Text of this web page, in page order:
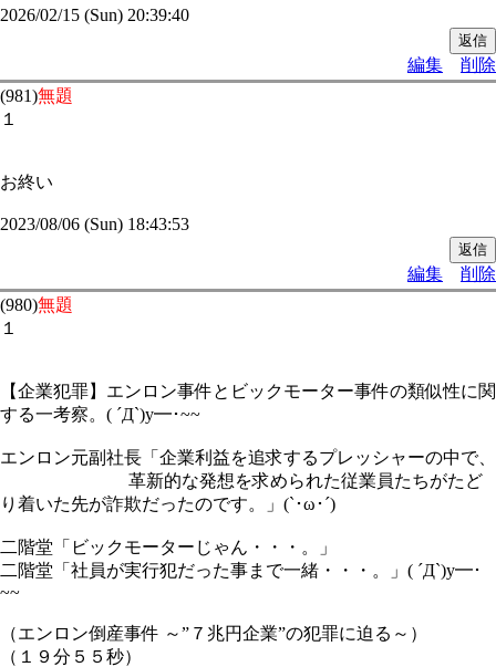
2026/02/15 (Sun) 20:39:40
編集
削除
(981)無題
１
お終い
2023/08/06 (Sun) 18:43:53
編集
削除
(980)無題
１
【企業犯罪】エンロン事件とビックモーター事件の類似性に関
する一考察。( ´Д`)y━･~~
エンロン元副社長「企業利益を追求するプレッシャーの中で、
革新的な発想を求められた従業員たちがたど
り着いた先が詐欺だったのです。」(`･ω･´)
二階堂「ビックモーターじゃん・・・。」
二階堂「社員が実行犯だった事まで一緒・・・。」( ´Д`)y━･
~~
（エンロン倒産事件 ～”７兆円企業”の犯罪に迫る～）
（１９分５５秒）